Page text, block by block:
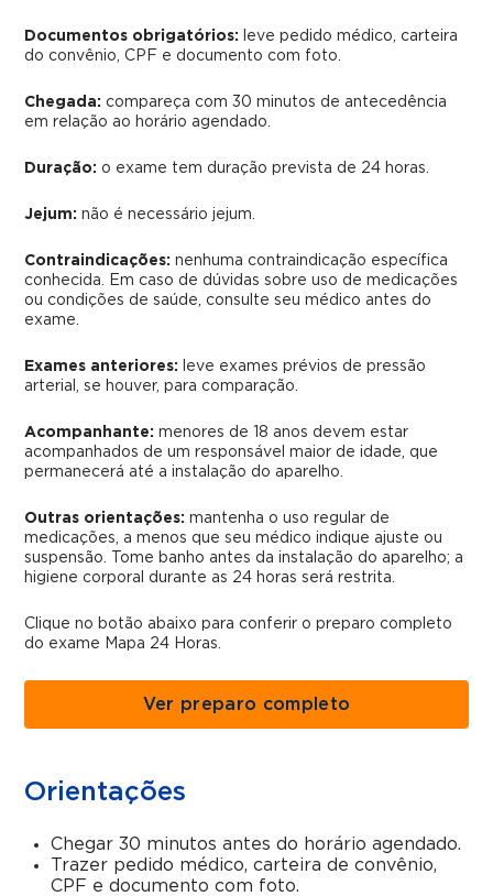
Documentos obrigatórios:
leve pedido médico, carteira
do convênio, CPF e documento com foto.
Chegada: compareça com 30 minutos de antecedência
em relação ao horário agendado.
Duração: o exame tem duração prevista de 24 horas.
Jejum: não é necessário jejum.
Contraindicações: nenhuma contraindicação específica
conhecida. Em caso de dúvidas sobre uso de medicações
ou condições de saúde, consulte seu médico antes do
exame.
Exames anteriores:
leve exames prévios de pressão
arterial, se houver, para comparação.
Acompanhante: menores de 18 anos devem estar
acompanhados de um responsável maior de idade, que
permanecerá até a instalação do aparelho.
Outras orientações: mantenha o uso regular de
medicações, a menos que seu médico indique ajuste ou
suspensão. Tome banho antes da instalação do aparelho; a
higiene corporal durante as 24 horas será restrita.
Clique no botão abaixo para conferir o preparo completo
do exame Mapa 24 Horas.
Ver preparo completo
Orientações
Chegar 30 minutos antes do horário agendado.
Trazer pedido médico, carteira de convênio,
CPF e documento com foto.